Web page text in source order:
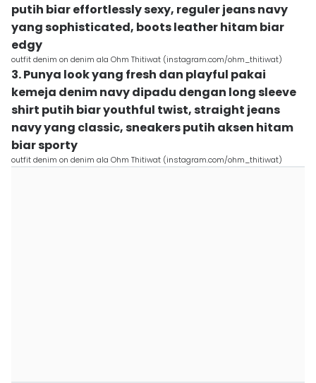
putih biar effortlessly sexy, reguler jeans navy
yang sophisticated, boots leather hitam biar
edgy
outfit denim on denim ala Ohm Thitiwat (instagram.com/ohm_thitiwat)
3. Punya look yang fresh dan playful pakai
kemeja denim navy dipadu dengan long sleeve
shirt putih biar youthful twist, straight jeans
navy yang classic, sneakers putih aksen hitam
biar sporty
outfit denim on denim ala Ohm Thitiwat (instagram.com/ohm_thitiwat)